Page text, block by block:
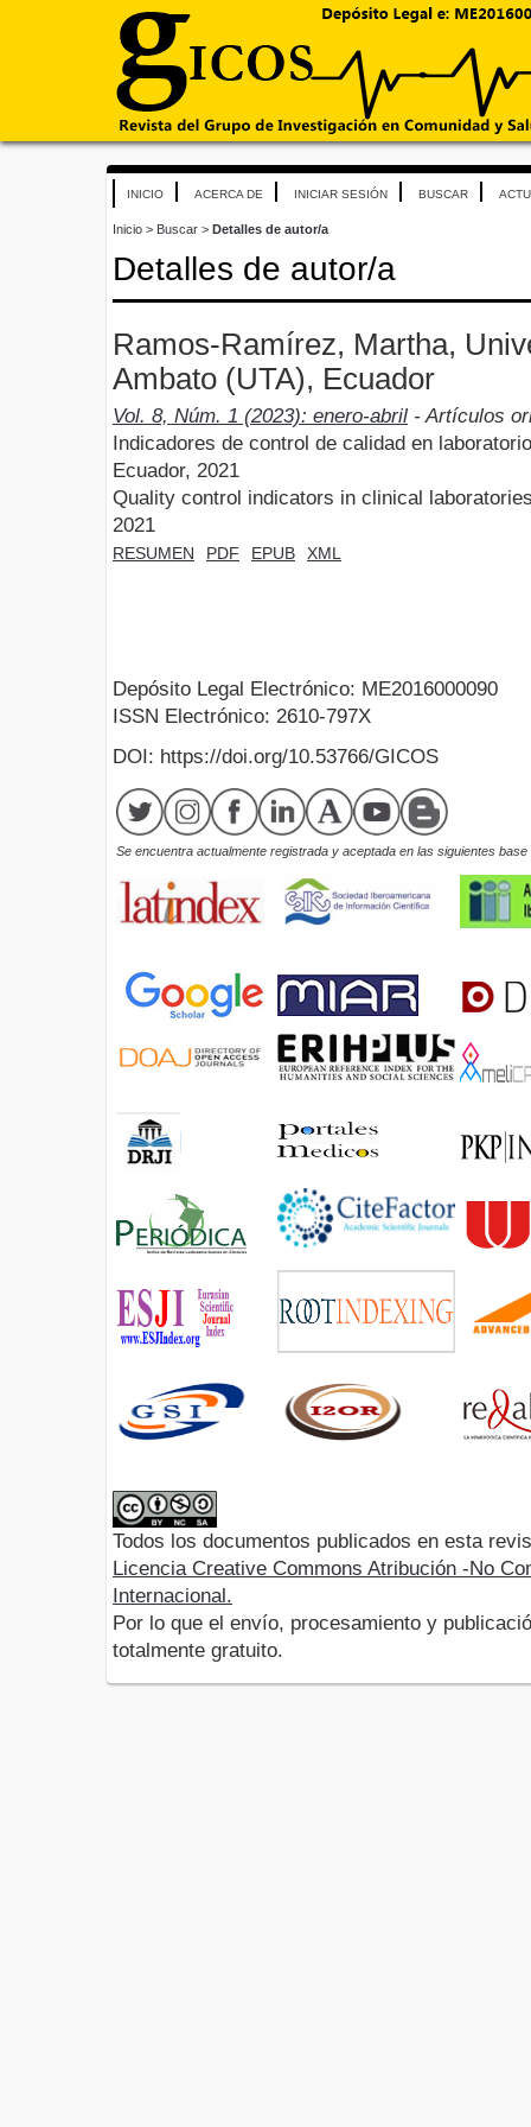
INICIO ACERCA DE INICIAR SESIÓN BUSCAR
Inicio > Buscar > Detalles de autor/a
Detalles de autor/a
Ramos-Ramírez, Martha,
Ambato (UTA), Ecuador
Vol. 8, Núm. 1 (2023): enero-abril - Artículos
Indicadores de control de calidad en
Ecuador, 2021
Quality control indicators in clinical
2021
RESUMEN PDF EPUB XML
Depósito Legal Electrónico: ME2016000090
ISSN Electrónico: 2610-797X
DOI: https://doi.org/10.53766/GICOS
Se encuentra actualmente registrada y aceptada en las siguientes
Todos los documentos publicados en esta
Licencia Creative Commons Atribución -No
Internacional.
Por lo que el envío, procesamiento y
totalmente gratuito.